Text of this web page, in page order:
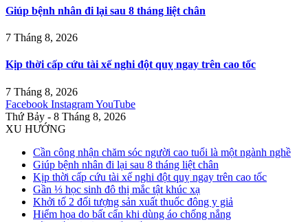
Giúp bệnh nhân đi lại sau 8 tháng liệt chân
7 Tháng 8, 2026
Kịp thời cấp cứu tài xế nghi đột quỵ ngay trên cao tốc
7 Tháng 8, 2026
Facebook InstagramYouTube
Thứ Bảy - 8 Tháng 8, 2026
XU HƯỚNG
Cần công nhận chăm sóc người cao tuổi là một ngành nghề
Giúp bệnh nhân đi lại sau 8 tháng liệt chân
Kịp thời cấp cứu tài xế nghi đột quỵ ngay trên cao tốc
Gần ⅓ học sinh đô thị mắc tật khúc xạ
Khởi tố 2 đối tượng sản xuất thuốc đông y giả
Hiểm họa do bất cẩn khi dùng áo chống nắng